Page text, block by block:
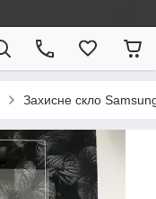
Захисне скло